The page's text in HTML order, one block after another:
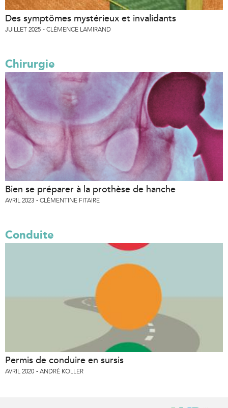
Des symptômes mystérieux et invalidants
JUILLET 2025 CLÉMENCE LAMIRAND
Chirurgie
Bien se préparer à la prothèse de hanche
AVRIL 2023 CLÉMENTINE FITAIRE
Conduite
Permis de conduire en sursis
AVRIL 2020 ANDRÉ KOLLER